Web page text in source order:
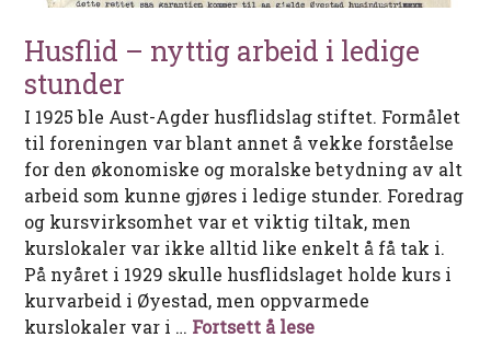
Husflid – nyttig arbeid i ledige
stunder
I 1925 ble Aust-Agder husflidslag stiftet. Formålet
til foreningen var blant annet å vekke forståelse
for den økonomiske og moralske betydning av alt
arbeid som kunne gjøres i ledige stunder. Foredrag
og kursvirksomhet var et viktig tiltak, men
kurslokaler var ikke alltid like enkelt å få tak i.
På nyåret i 1929 skulle husflidslaget holde kurs i
kurvarbeid i Øyestad, men oppvarmede
kurslokaler var i … Fortsett å leseHusflid – nyttig